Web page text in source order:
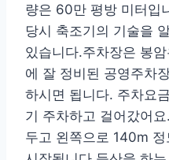
량은 60만 평방 미터입
당시 축조기의 기술을
있습니다.주차장은 봉
에 잘 정비된 공영주차
하시면 됩니다. 주차요
기 주차하고 걸어갔어
두고 왼쪽으로 140m